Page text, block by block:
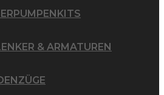
& ARMATUREN